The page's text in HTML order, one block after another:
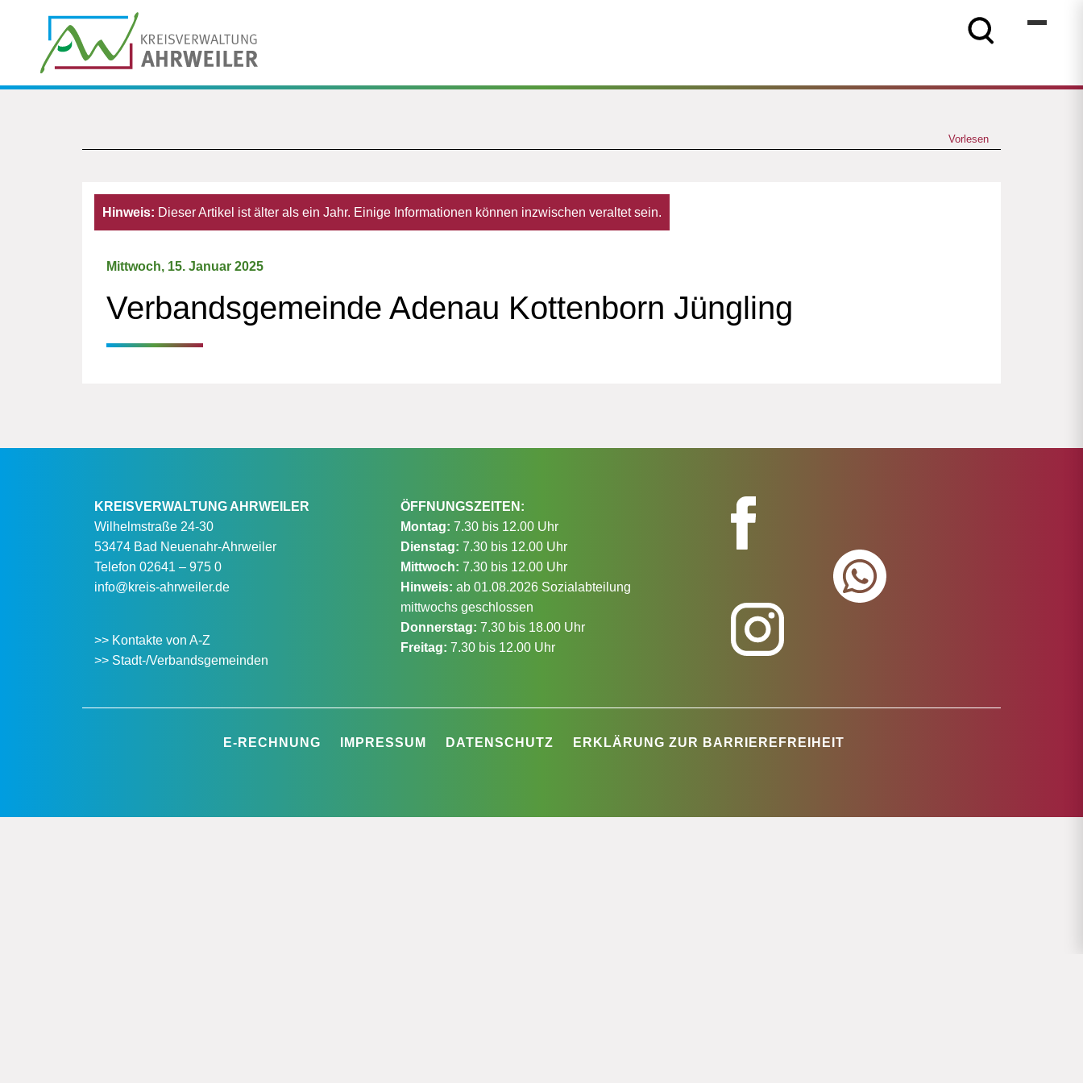
Vorlesen
Hinweis: Dieser Artikel ist älter als ein Jahr. Einige Informationen können inzwischen veraltet sein.
Mittwoch, 15. Januar 2025
Verbandsgemeinde Adenau Kottenborn Jüngling
KREISVERWALTUNG AHRWEILER
Wilhelmstraße 24-30
53474 Bad Neuenahr-Ahrweiler
Telefon 02641 – 975 0
info@kreis-ahrweiler.de
>> Kontakte von A-Z
>> Stadt-/Verbandsgemeinden
ÖFFNUNGSZEITEN:
Montag: 7.30 bis 12.00 Uhr
Dienstag: 7.30 bis 12.00 Uhr
Mittwoch: 7.30 bis 12.00 Uhr
Hinweis: ab 01.08.2026 Sozialabteilung
mittwochs geschlossen
Donnerstag: 7.30 bis 18.00 Uhr
Freitag: 7.30 bis 12.00 Uhr
E-RECHNUNG IMPRESSUM DATENSCHUTZ ERKLÄRUNG ZUR BARRIEREFREIHEIT